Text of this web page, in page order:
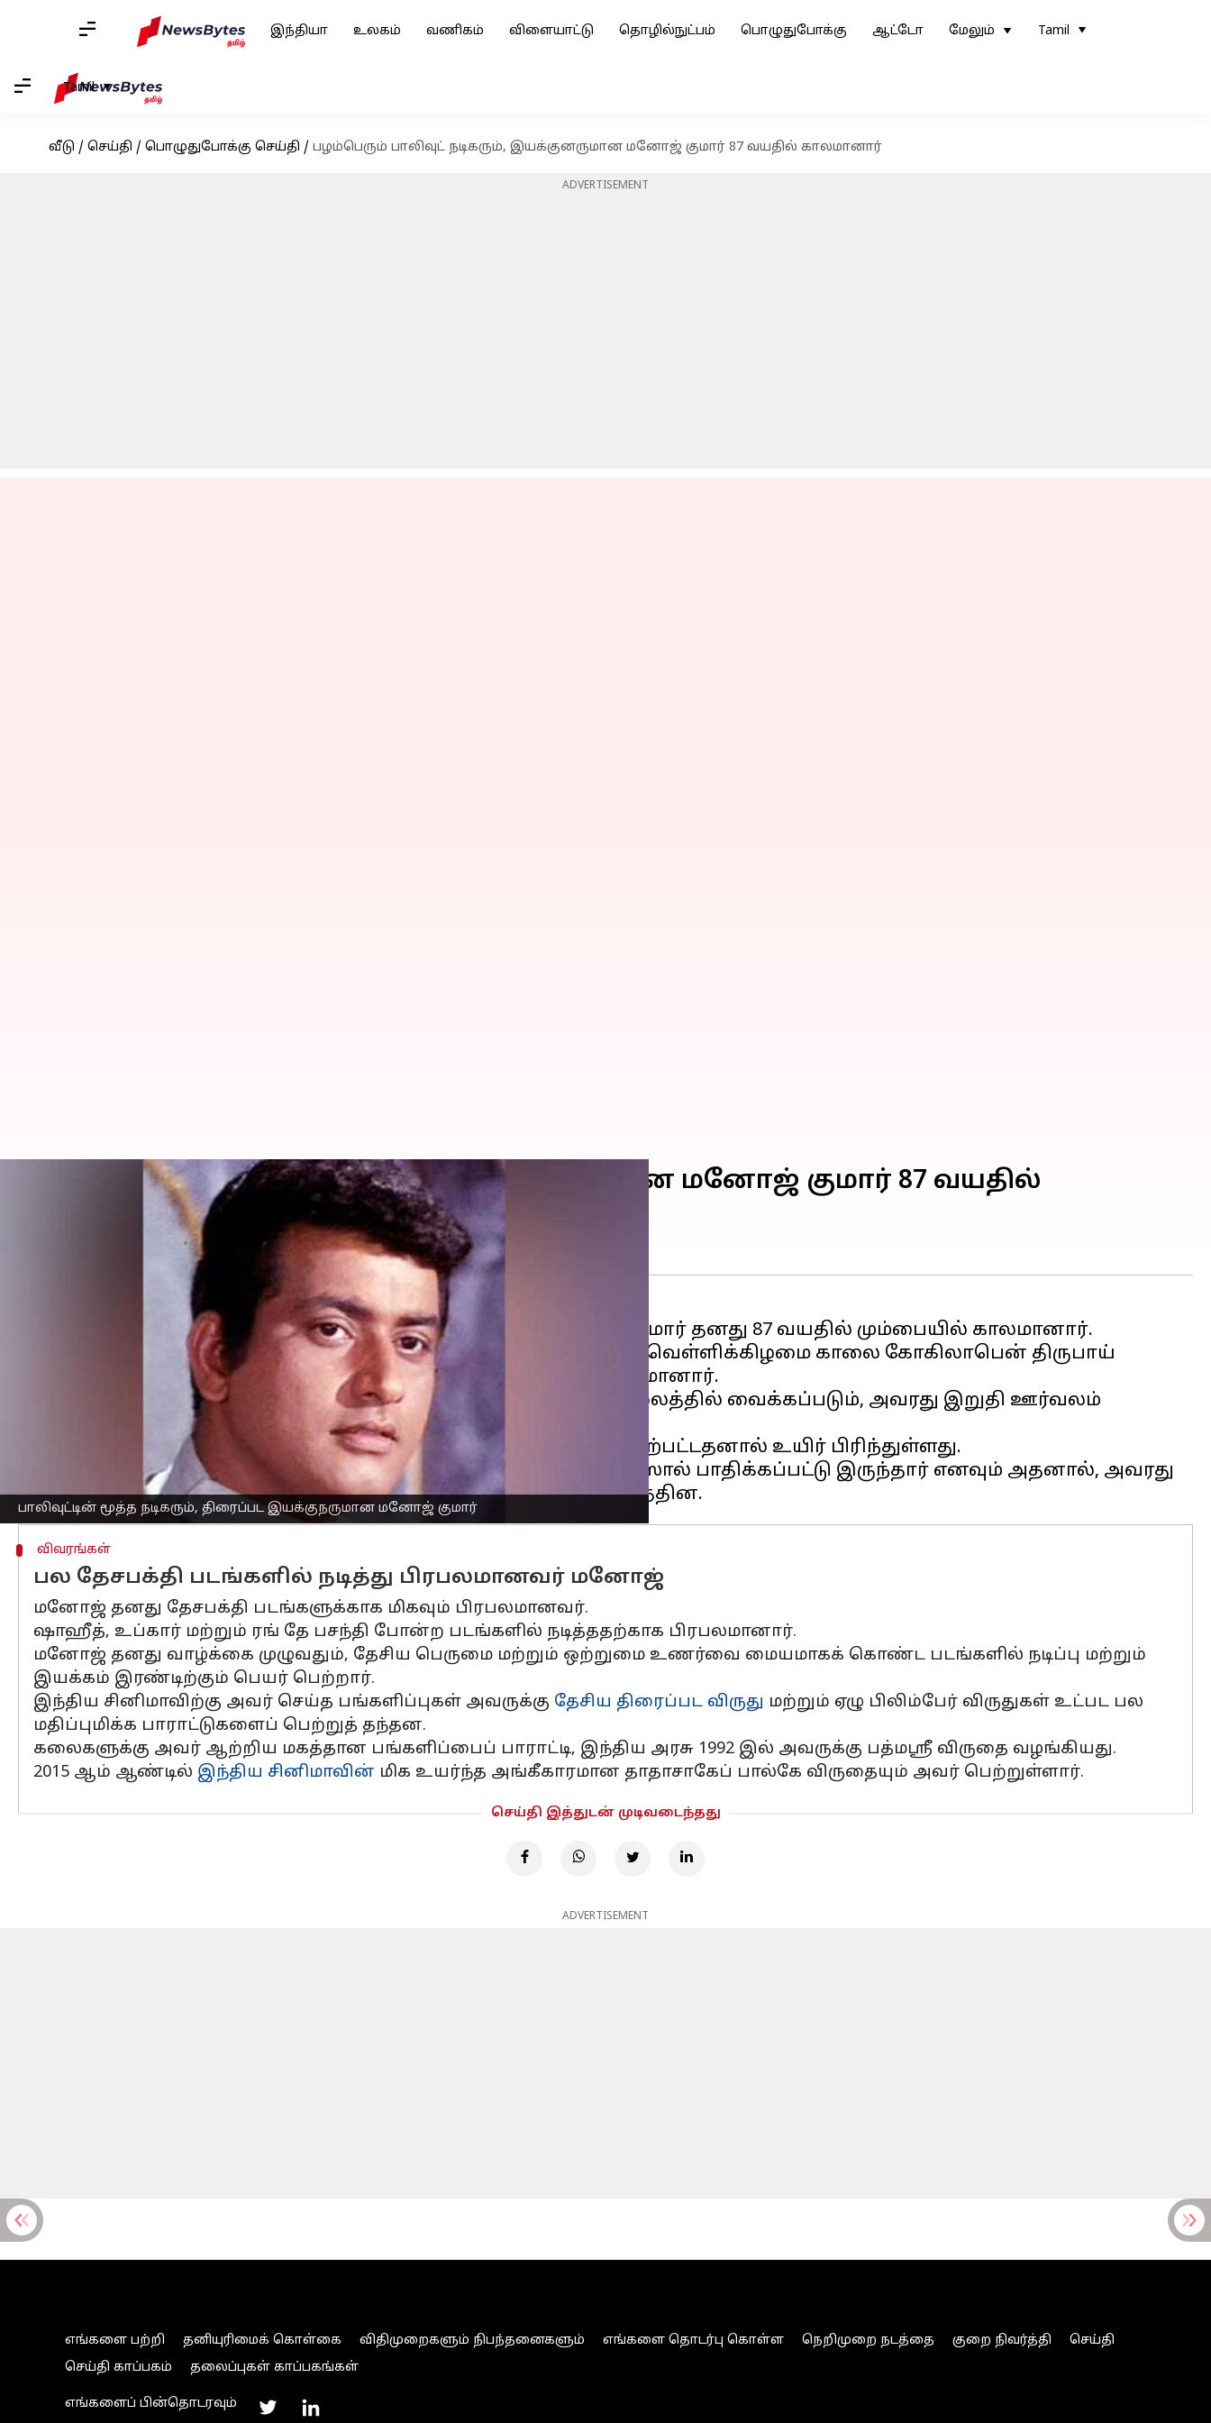
இந்தியா உலகம் வணிகம் விளையாட்டு தொழில்நுட்பம் பொழுதுபோக்கு ஆட்டோ மேலும் Tamil
Tamil
வீடு / செய்தி / பொழுதுபோக்கு செய்தி / பழம்பெரும் பாலிவுட் நடிகரும், இயக்குனருமான மனோஜ் குமார் 87 வயதில் காலமானார்
ADVERTISEMENT
பாலிவுட்டின் மூத்த நடிகரும், திரைப்பட இயக்குநருமான மனோஜ் குமார்
பழம்பெரும் பாலிவுட் நடிகரும், இயக்குனருமான மனோஜ் குமார் 87 வயதில்
காலமானார்
Apr 04, 2025 09:17 am
மூத்த நடிகரும்,திரைப்படஇயக்குநருமான மனோஜ் குமார் தனது 87 வயதில் மும்பையில் காலமானார்.
செய்தி நிறுவனமான ANIவெளியிட்டுள்ள செய்தியின் படி, இன்று, வெள்ளிக்கிழமை காலை கோகிலாபென் திருபாய்
அம்பானி மருத்துவமனையில் அதிகாலை 4.03 மணிக்கு அவர் காலமானார்.
அவரது உடல் வெள்ளிக்கிழமை பிற்பகல் முதல் அவரது ஜூஹு இல்லத்தில் வைக்கப்படும், அவரது இறுதி ஊர்வலம்
சனிக்கிழமை நடைபெறும் என தெரிவிக்கப்பட்டுள்ளது.
மருத்துவ அறிக்கைகளின்படி, அவருக்கு கடுமையான மாரடைப்பு ஏற்பட்டதனால் உயிர் பிரிந்துள்ளது.
நடிகர் மனோஜ் கடந்த சில மாதங்களாக சிதைந்த கல்லீரல் சிரோசிஸால் பாதிக்கப்பட்டு இருந்தார் எனவும் அதனால், அவரது
விவரங்கள்
பல தேசபக்தி படங்களில் நடித்து பிரபலமானவர் மனோஜ்
மனோஜ் தனது தேசபக்தி படங்களுக்காக மிகவும் பிரபலமானவர்.
ஷாஹீத், உப்கார் மற்றும் ரங் தே பசந்தி போன்ற படங்களில் நடித்ததற்காக பிரபலமானார்.
மனோஜ் தனது வாழ்க்கை முழுவதும், தேசிய பெருமை மற்றும் ஒற்றுமை உணர்வை மையமாகக் கொண்ட படங்களில் நடிப்பு மற்றும்
இயக்கம் இரண்டிற்கும் பெயர் பெற்றார்.
இந்திய சினிமாவிற்கு அவர் செய்த பங்களிப்புகள் அவருக்கு தேசிய திரைப்பட விருது மற்றும் ஏழு பிலிம்பேர் விருதுகள் உட்பட பல
மதிப்புமிக்க பாராட்டுகளைப் பெற்றுத் தந்தன.
கலைகளுக்கு அவர் ஆற்றிய மகத்தான பங்களிப்பைப் பாராட்டி, இந்திய அரசு 1992 இல் அவருக்கு பத்மஸ்ரீ விருதை வழங்கியது.
2015 ஆம் ஆண்டில் இந்திய சினிமாவின் மிக உயர்ந்த அங்கீகாரமான தாதாசாகேப் பால்கே விருதையும் அவர் பெற்றுள்ளார்.
செய்தி இத்துடன் முடிவடைந்தது
ADVERTISEMENT
எங்களை பற்றி தனியுரிமைக் கொள்கை விதிமுறைகளும் நிபந்தனைகளும் எங்களை தொடர்பு கொள்ள நெறிமுறை நடத்தை குறை நிவர்த்தி
செய்தி
செய்தி காப்பகம்
தலைப்புகள் காப்பகங்கள்
எங்களைப் பின்தொடரவும்